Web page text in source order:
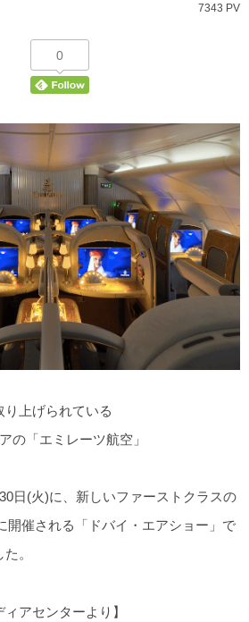
7343 PV
0
り上げられている
の「エミレーツ航空」
日(火)に、新しいファーストクラスの
開催される「ドバイ・エアショー」で
。
アセンターより】